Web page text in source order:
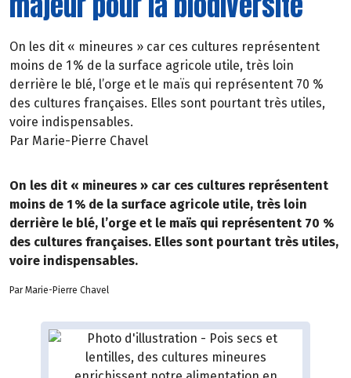
On les dit « mineures » car ces cultures représentent
moins de 1 % de la surface agricole utile, très loin
derrière le blé, l’orge et le maïs qui représentent 70 %
des cultures françaises. Elles sont pourtant très utiles,
voire indispensables.
Par Marie-Pierre Chavel
On les dit « mineures » car ces cultures représentent
moins de 1 % de la surface agricole utile, très loin
derrière le blé, l’orge et le maïs qui représentent 70 %
des cultures françaises. Elles sont pourtant très utiles,
voire indispensables.
Par Marie-Pierre Chavel